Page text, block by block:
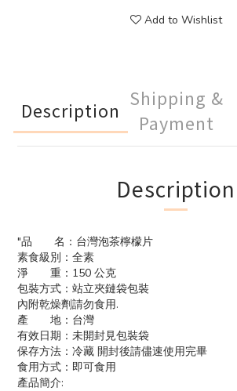
Add to Wishlist
Description
Shipping &
Payment
Description
"品 名：台灣泡茶檸檬片
素食級別：全素
淨 重：150 公克
包裝方式：站立夾鏈袋包裝
內附乾燥劑請勿食用.
產 地：台灣
有效日期：未開封見包裝袋
保存方法：冷藏 開封後請儘速使用完畢
食用方式：即可食用
產品簡介: